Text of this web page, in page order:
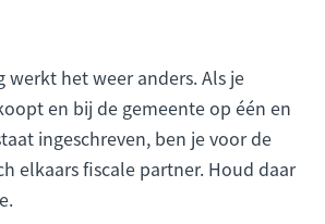
werkt het weer anders. Als je
en bij de gemeente op één en
ingeschreven, ben je voor de
elkaars fiscale partner. Houd daar